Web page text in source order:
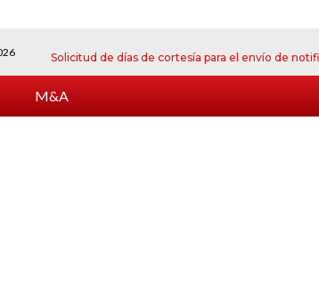
Solicitud de días de cortesía para el envío de
M&A